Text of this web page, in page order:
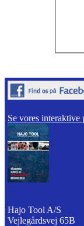
Se vores
Hajo Tool A/S
Vejlegårdsvej 65B